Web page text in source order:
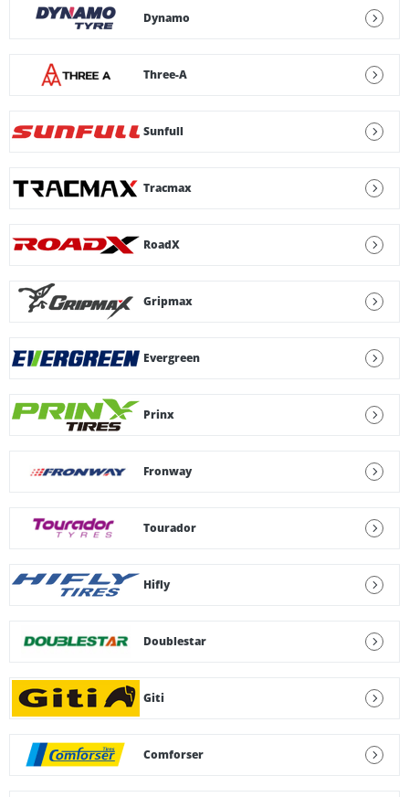
Dynamo
Three-A
Sunfull
Tracmax
RoadX
Gripmax
Evergreen
Prinx
Fronway
Tourador
Hifly
Doublestar
Giti
Comforser